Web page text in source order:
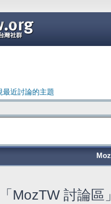
最近討論的主題
MozTW 討論